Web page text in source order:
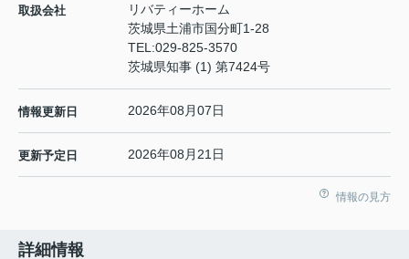
取扱会社
リバティーホーム
茨城県土浦市国分町1-28
TEL:029-825-3570
茨城県知事 (1) 第7424号
情報更新日 2026年08月07日
更新予定日 2026年08月21日
情報の見方
詳細情報